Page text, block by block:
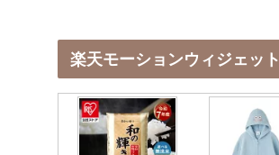
楽天モーションウィジェット